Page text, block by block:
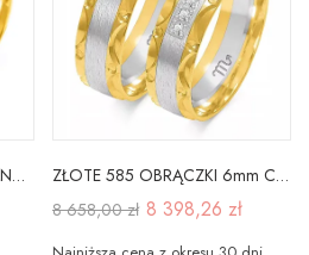
ZŁOTE OBRĄCZKI 8K BRYLANT CYRKONIA SOCZEWKA GRAWER
ZŁOTE 585 OBRĄCZKI 6mm CYRKONIA SOCZEWKA A-230
8 658,00 zł 8 398,26 zł